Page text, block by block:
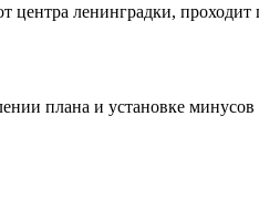
центра ленинградки,
плана и установке